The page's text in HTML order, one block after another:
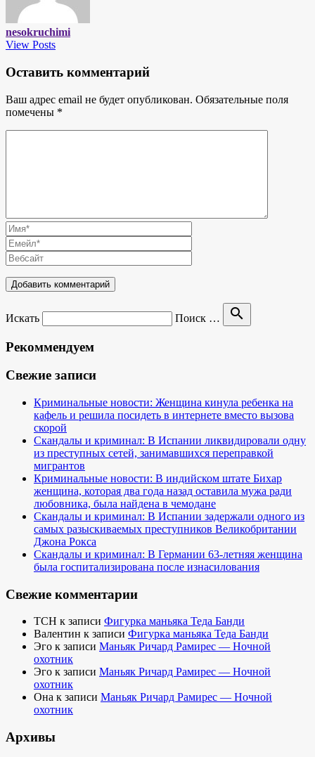
nesokruchimi
View Posts
Оставить комментарий
Ваш адрес email не будет опубликован. Обязательные поля
помечены *
Искать Поиск … search
Рекоммендуем
Свежие записи
Криминальные новости: Женщина кинула ребенка на
кафель и решила посидеть в интернете вместо вызова
скорой
Скандалы и криминал: В Испании ликвидировали одну
из преступных сетей, занимавшихся переправкой
мигрантов
Криминальные новости: В индийском штате Бихар
женщина, которая два года назад оставила мужа ради
любовника, была найдена в чемодане
Скандалы и криминал: В Испании задержали одного из
самых разыскиваемых преступников Великобритании
Джона Рокса
Скандалы и криминал: В Германии 63-летняя женщина
была госпитализирована после изнасилования
Свежие комментарии
TCH к записи Фигурка маньяка Теда Банди
Валентин к записи Фигурка маньяка Теда Банди
Эго к записи Маньяк Ричард Рамирес — Ночной
охотник
Эго к записи Маньяк Ричард Рамирес — Ночной
охотник
Она к записи Маньяк Ричард Рамирес — Ночной
охотник
Архивы